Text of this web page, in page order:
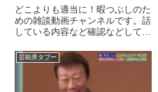
喜多川氏の闇"を具体的に
暴露した！平野紫耀も松潤
もみんなやられていた 告
発者は動画を持っていた！
結局全部本当 (TTMつ
どこよりも適当に！暇つぶしのた
めの雑談動画チャンネルです。話
している内容など確認などしてい
連ツイート
芸能界タブー